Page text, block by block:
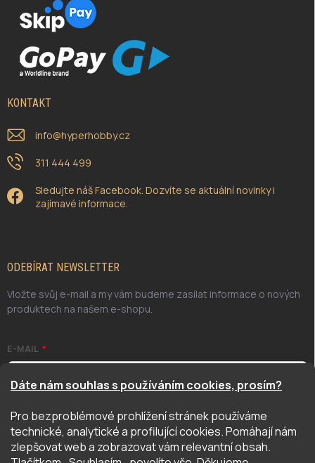
Dáte nám souhlas s používáním cookies, prosím?
Pro bezproblémové prohlížení stránek používáme
technické, analytické a profilující cookies. Pomáhají nám
zlepšovat web a zobrazovat vám relevantní obsah.
KONTAKT
info@hyperhobby.cz
311 444 499
Sledujte náš Facebook. Dozvíte se aktuální novinky i
zajímavé informace.
ODEBÍRAT NEWSLETTER
Vložte svůj e-mail a my vám budeme zasílat informace o nových
produktech na našem e-shopu.
E-MAIL
Odesláním potvrzuji, že jsem se seznámil/a se zásadami
ochrany osobních údajů. Úplné znění naleznetezde
PŘIHLÁSIT SE